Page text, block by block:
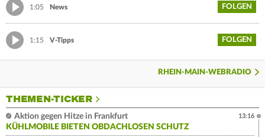
1:05 News FOLGEN
1:15 V-Tipps FOLGEN
RHEIN-MAIN-WEBRADIO
THEMEN-TICKER
Aktion gegen Hitze in Frankfurt
KÜHLMOBILE BIETEN OBDACHLOSEN SCHUTZ
13:16